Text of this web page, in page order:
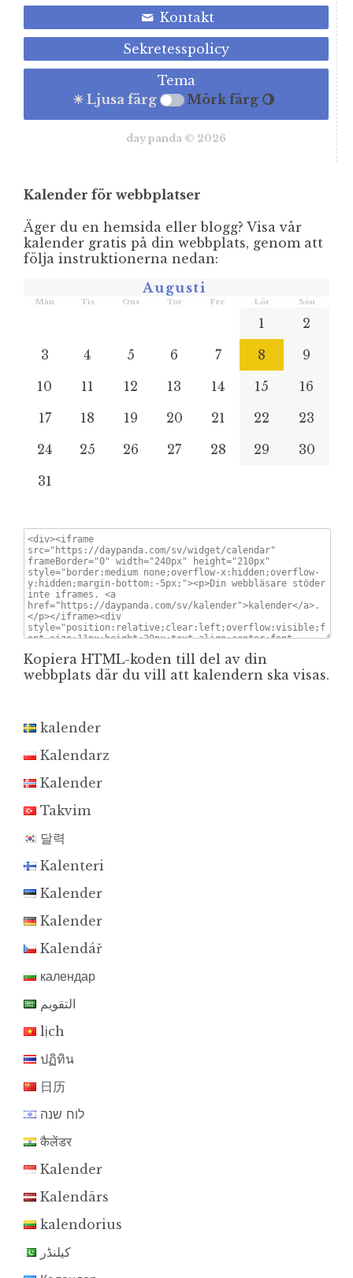
Kontakt
Sekretesspolicy
Tema
☀ Ljusa färg
Mörk färg 🌖
day panda © 2026
Kalender för webbplatser
Äger du en hemsida eller blogg? Visa vår
kalender gratis på din webbplats, genom att
följa instruktionerna nedan:
Augusti
Mån Tis Ons Tor Fre Lör Sön
1
2
3
4 5 6 7 8
9
10
11 12 13 14 15
16
17
18 19 20 21 22
23
24
25 26 27 28 29
30
31
Kopiera HTML-koden till del av din
webbplats där du vill att kalendern ska visas.
kalender
Kalendarz
Kalender
Takvim
달력
Kalenteri
Kalender
Kalender
Kalendář
календар
التقويم
lịch
ปฏิทิน
日历
לוח שנה
कैलेंडर
Kalender
Kalendārs
kalendorius
کیلنڈر